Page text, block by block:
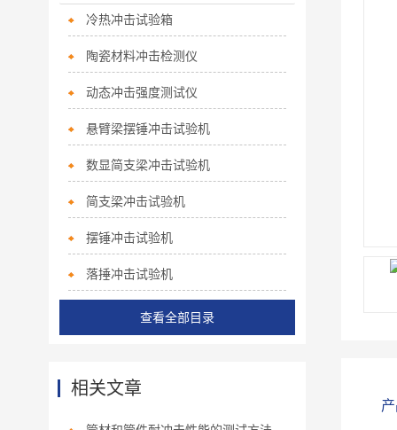
冷热冲击试验箱
陶瓷材料冲击检测仪
动态冲击强度测试仪
悬臂梁摆锤冲击试验机
数显简支梁冲击试验机
简支梁冲击试验机
摆锤冲击试验机
落捶冲击试验机
查看全部目录
相关文章